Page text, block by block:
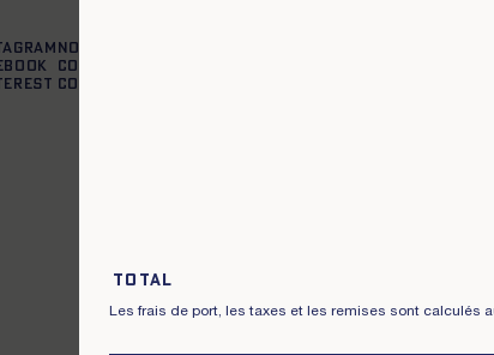
Nos boutiques
Contactez-nous
Conditions de livraisons, échanges et retours
Total
Les frais de port, les taxes et les remises sont calculés